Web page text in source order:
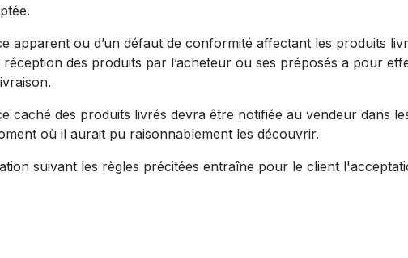
apparent ou d’un défaut de conformité affectant les produits
réception des produits par l’acheteur ou ses préposés a pour
caché des produits livrés devra être notifiée au vendeur dans
où il aurait pu raisonnablement les découvrir.
suivant les règles précitées entraîne pour le client